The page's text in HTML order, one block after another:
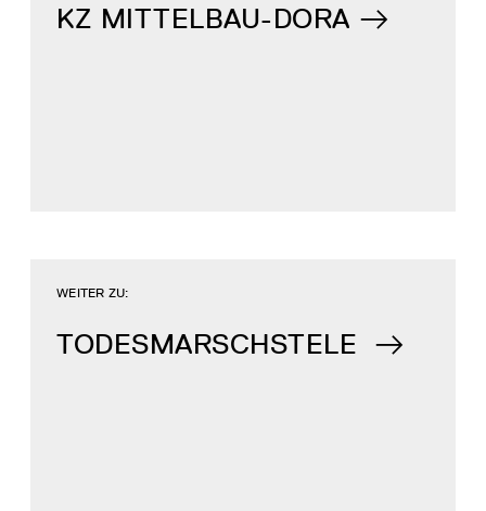
KZ MITTELBAU-DORA
TODESMARSCHSTELE
WEITER ZU: